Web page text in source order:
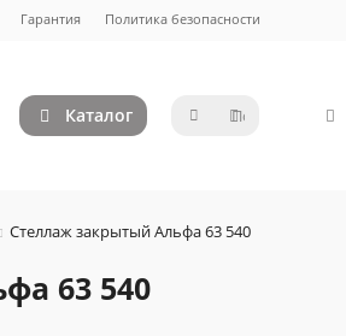
Гарантия Политика безопасности
Каталог
Стеллаж закрытый Альфа 63 540
63 540